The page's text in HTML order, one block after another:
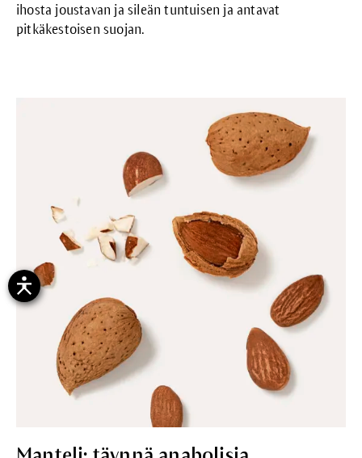
ihosta joustavan ja sileän tuntuisen ja antavat
pitkäkestoisen suojan.